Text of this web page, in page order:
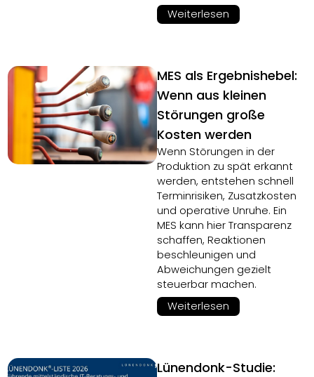
Weiterlesen
MES als Ergebnishebel:
Wenn aus kleinen
Störungen große
Kosten werden
Wenn Störungen in der
Produktion zu spät erkannt
werden, entstehen schnell
Terminrisiken, Zusatzkosten
und operative Unruhe. Ein
MES kann hier Transparenz
schaffen, Reaktionen
beschleunigen und
Abweichungen gezielt
steuerbar machen.
Weiterlesen
Lünendonk-Studie: